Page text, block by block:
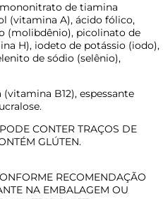
de tiamina
(vitamina A), ácido fólico,
(molibdênio), picolinato de
H), iodeto de potássio (iodo),
de sódio (selênio),
B12), espessante
CONTER TRAÇOS DE
GLÚTEN.
RECOMENDAÇÃO
NA EMBALAGEM OU